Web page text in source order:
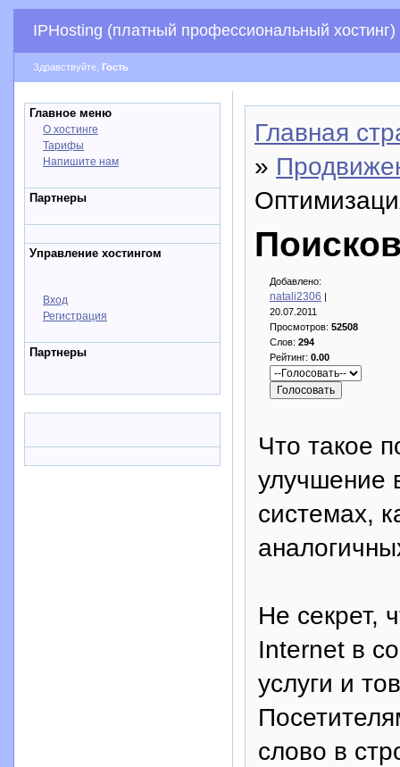
IPHosting (платный профессиональный хостинг)
Здравствуйте, Гость
Главное меню
О хостинге
Тарифы
Напишите нам
Партнеры
Управление хостингом
Вход
Регистрация
Партнеры
Главная
»
Добавлено:
natali2306 |
20.07.2011
Просмотров: 52508
Слов: 294
Рейтинг: 0.00
Что такое
улучшение
системах,
Не секрет,
Internet в
услуги и
слово в